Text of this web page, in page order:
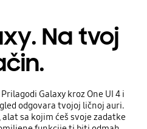
Na tvoj
Galaxy kroz One UI 4 i
odgovara tvojoj ličnoj auri.
sa kojim ćeš svoje zadatke